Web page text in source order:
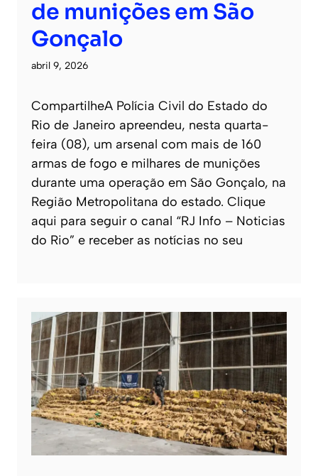
de munições em São
Gonçalo
abril 9, 2026
CompartilheA Polícia Civil do Estado do
Rio de Janeiro apreendeu, nesta quarta-
feira (08), um arsenal com mais de 160
armas de fogo e milhares de munições
durante uma operação em São Gonçalo, na
Região Metropolitana do estado. Clique
aqui para seguir o canal “RJ Info – Noticias
do Rio” e receber as notícias no seu